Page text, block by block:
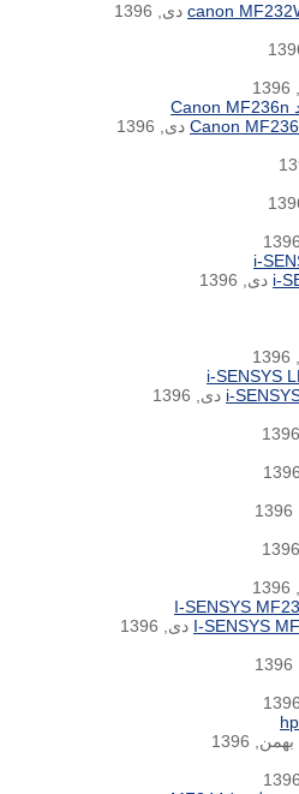
دی, 1396
دی, 1396
دی, 1396
دی, 1396
دی, 1396
بهمن, 1396